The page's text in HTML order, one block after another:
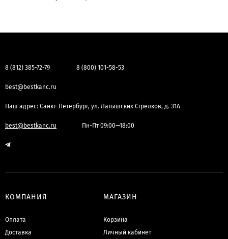
8 (812) 385-72-79 8 (800) 101-58-53
best@bestkanc.ru
Наш адрес: Санкт-Петербург, ул. Латышских Стрелков, д. 31А
best@bestkanc.ru Пн-Пт 09:00—18:00
КОМПАНИЯ
Оплата
Доставка
МАГАЗИН
Корзина
Личный кабинет